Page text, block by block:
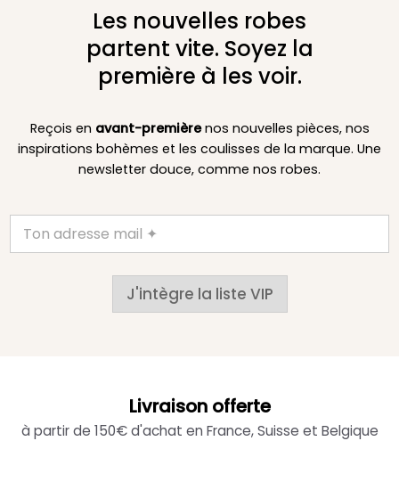
Les nouvelles robes
partent vite. Soyez la
première à les voir.
Reçois en avant-premièrenos nouvelles pièces, nos
inspirations bohèmes et les coulisses de la marque. Une
newsletter douce, comme nos robes.
J'intègre la liste VIP
Livraison offerte
à partir de 150€ d'achat en France, Suisse et Belgique